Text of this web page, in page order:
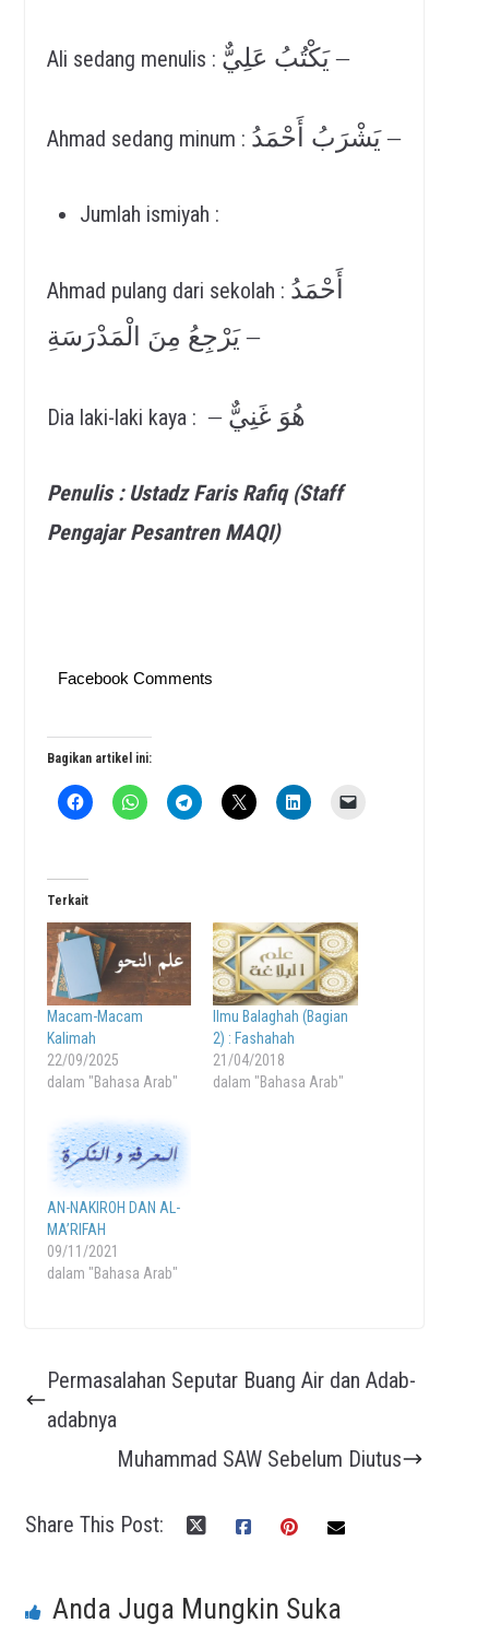
Ali sedang menulis : يَكْتُبُ عَلِيٌّ –
Ahmad sedang minum : يَشْرَبُ أَحْمَدُ –
Jumlah ismiyah :
Ahmad pulang dari sekolah : أَحْمَدُ
يَرْجِعُ مِنَ الْمَدْرَسَةِ –
Dia laki-laki kaya : – هُوَ غَنِيٌّ
Penulis : Ustadz Faris Rafiq (Staff
Pengajar Pesantren MAQI)
Facebook Comments
Bagikan artikel ini:
Terkait
Macam-Macam
Kalimah
22/09/2025
dalam "Bahasa Arab"
Ilmu Balaghah (Bagian
2) : Fashahah
21/04/2018
dalam "Bahasa Arab"
AN-NAKIROH DAN AL-
MA’RIFAH
09/11/2021
dalam "Bahasa Arab"
Permasalahan Seputar Buang Air dan Adab-
adabnya
Muhammad SAW Sebelum Diutus
Share This Post:
Anda Juga Mungkin Suka